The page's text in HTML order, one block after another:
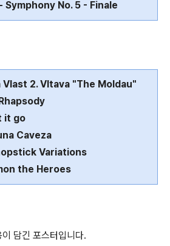
Symphony No. 5 - Finale
Vlast 2. Vltava "The Moldau"
it go
Caveza
Variations
the Heroes
담긴 포스터입니다.